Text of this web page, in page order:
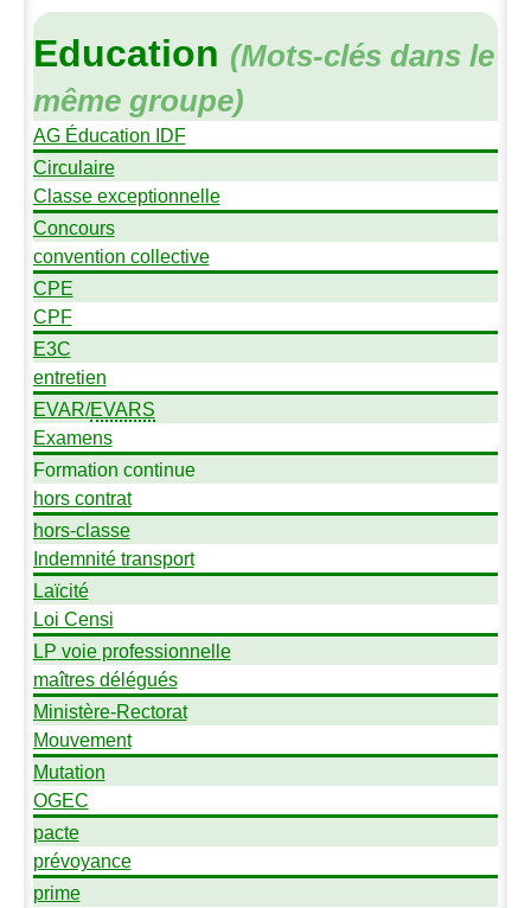
Education (Mots-clés dans le
même groupe)
AGÉducation IDF
Circulaire
Classe exceptionnelle
Concours
convention collective
CPE
CPF
E3C
entretien
EVAR/EVARS
Examens
Formation continue
hors contrat
hors-classe
Indemnité transport
Laïcité
Loi Censi
LP voie professionnelle
maîtres délégués
Ministère-Rectorat
Mouvement
Mutation
OGEC
pacte
prévoyance
prime